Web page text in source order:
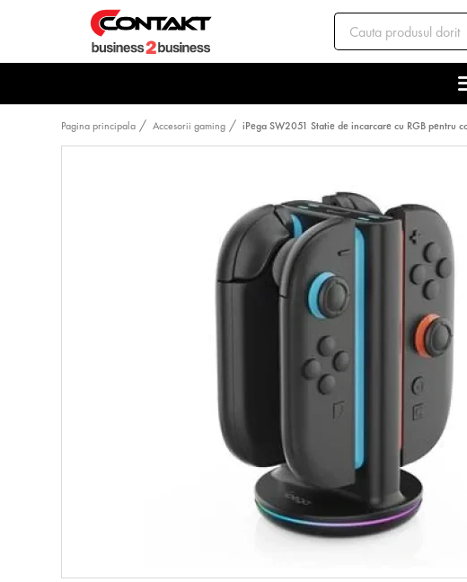
Pagina principala Accesorii gaming iPega SW2051 Statie de incarcare cu RGB pentru